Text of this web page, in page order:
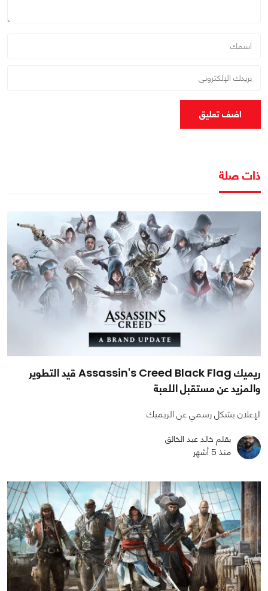
اضف تعليق
ذات صلة
ريميك Assassin's Creed Black Flag قيد التطوير
والمزيد عن مستقبل اللعبة
الإعلان بشكل رسمي عن الريميك
بقلم خالد عبد الخالق
منذ 5 أشهر